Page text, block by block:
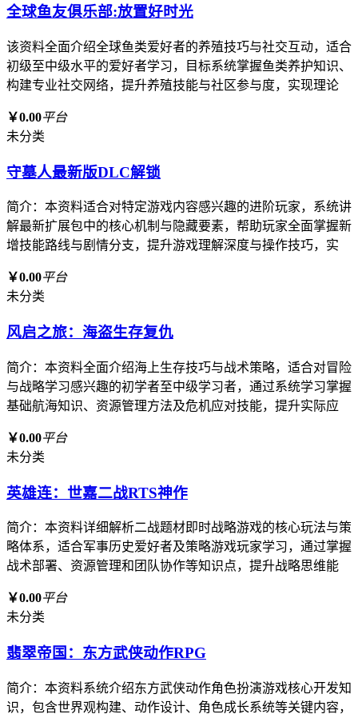
全球鱼友俱乐部:放置好时光
该资料全面介绍全球鱼类爱好者的养殖技巧与社交互动，适合
初级至中级水平的爱好者学习，目标系统掌握鱼类养护知识、
构建专业社交网络，提升养殖技能与社区参与度，实现理论
￥0.00平台
未分类
守墓人最新版DLC解锁
简介：本资料适合对特定游戏内容感兴趣的进阶玩家，系统讲
解最新扩展包中的核心机制与隐藏要素，帮助玩家全面掌握新
增技能路线与剧情分支，提升游戏理解深度与操作技巧，实
￥0.00平台
未分类
风启之旅：海盗生存复仇
简介：本资料全面介绍海上生存技巧与战术策略，适合对冒险
与战略学习感兴趣的初学者至中级学习者，通过系统学习掌握
基础航海知识、资源管理方法及危机应对技能，提升实际应
￥0.00平台
未分类
英雄连：世嘉二战RTS神作
简介：本资料详细解析二战题材即时战略游戏的核心玩法与策
略体系，适合军事历史爱好者及策略游戏玩家学习，通过掌握
战术部署、资源管理和团队协作等知识点，提升战略思维能
￥0.00平台
未分类
翡翠帝国：东方武侠动作RPG
简介：本资料系统介绍东方武侠动作角色扮演游戏核心开发知
识，包含世界观构建、动作设计、角色成长系统等关键内容，